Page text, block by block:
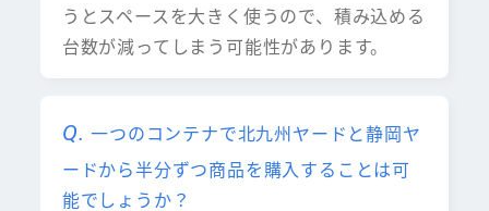
うとスペースを大きく使うので、積み込める
台数が減ってしまう可能性があります。
一つのコンテナで北九州ヤードと静岡ヤ
ードから半分ずつ商品を購入することは可
能でしょうか？